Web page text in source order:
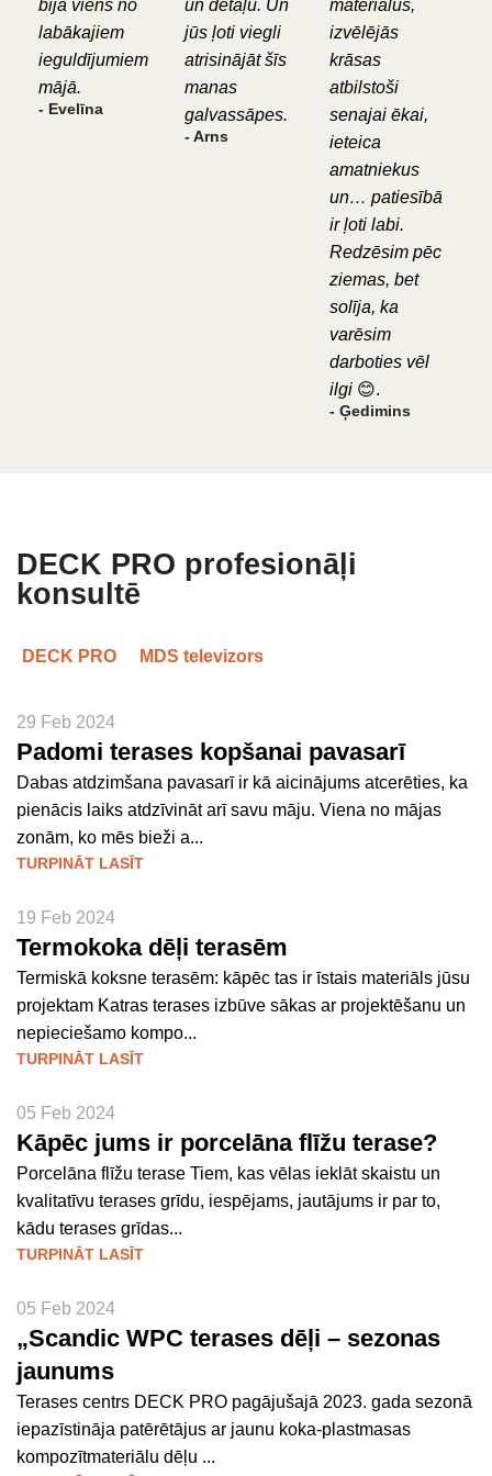
bija viens no
labākajiem
ieguldījumiem
mājā.
- Evelīna
un detaļu. Un
jūs ļoti viegli
atrisinājāt šīs
manas
galvassāpes.
- Arns
materiālus,
izvēlējās
krāsas
atbilstoši
senajai ēkai,
ieteica
amatniekus
un… patiesībā
ir ļoti labi.
Redzēsim pēc
ziemas, bet
solīja, ka
varēsim
darboties vēl
ilgi 😊.
- Ģedimins
DECK PRO profesionāļi
konsultē
DECK PRO MDS televizors
29 Feb 2024
Padomi terases kopšanai pavasarī
Dabas atdzimšana pavasarī ir kā aicinājums atcerēties, ka
pienācis laiks atdzīvināt arī savu māju. Viena no mājas
zonām, ko mēs bieži a...
TURPINĀT LASĪT
19 Feb 2024
Termokoka dēļi terasēm
Termiskā koksne terasēm: kāpēc tas ir īstais materiāls jūsu
projektam Katras terases izbūve sākas ar projektēšanu un
nepieciešamo kompo...
TURPINĀT LASĪT
05 Feb 2024
Kāpēc jums ir porcelāna flīžu terase?
Porcelāna flīžu terase Tiem, kas vēlas ieklāt skaistu un
kvalitatīvu terases grīdu, iespējams, jautājums ir par to,
kādu terases grīdas...
TURPINĀT LASĪT
05 Feb 2024
„Scandic WPC terases dēļi – sezonas
jaunums
Terases centrs DECK PRO pagājušajā 2023. gada sezonā
iepazīstināja patērētājus ar jaunu koka-plastmasas
kompozītmateriālu dēļu ...